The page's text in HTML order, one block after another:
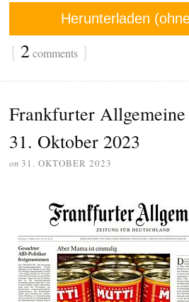
Herunterladen
{ 2comments }
Frankfurter
31. Oktober 2023
on 31. OKTOBER 2023